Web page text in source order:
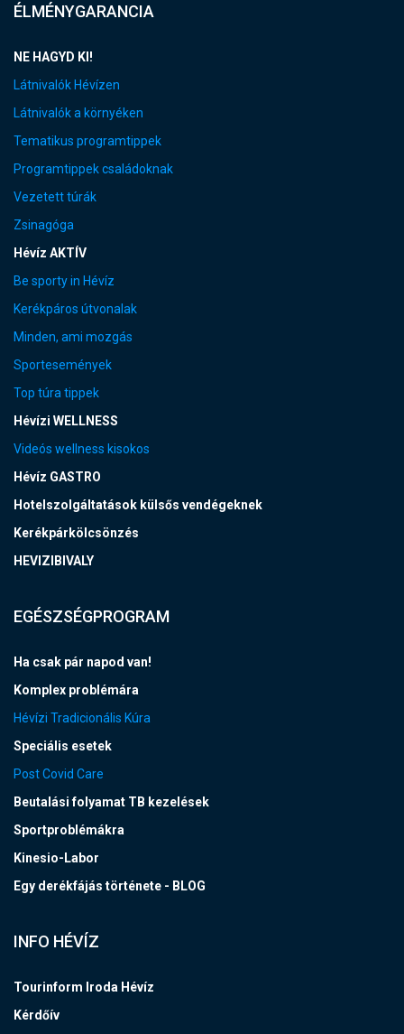
ÉLMÉNYGARANCIA
NE HAGYD KI!
Látnivalók Hévízen
Látnivalók a környéken
Tematikus programtippek
Programtippek családoknak
Vezetett túrák
Zsinagóga
Hévíz AKTÍV
Be sporty in Hévíz
Kerékpáros útvonalak
Minden, ami mozgás
Sportesemények
Top túra tippek
Hévízi WELLNESS
Videós wellness kisokos
Hévíz GASTRO
Hotelszolgáltatások külsős vendégeknek
Kerékpárkölcsönzés
HEVIZIBIVALY
EGÉSZSÉGPROGRAM
Ha csak pár napod van!
Komplex problémára
Hévízi Tradicionális Kúra
Speciális esetek
Post Covid Care
Beutalási folyamat TB kezelések
Sportproblémákra
Kinesio-Labor
Egy derékfájás története - BLOG
INFO HÉVÍZ
Tourinform Iroda Hévíz
Kérdőív